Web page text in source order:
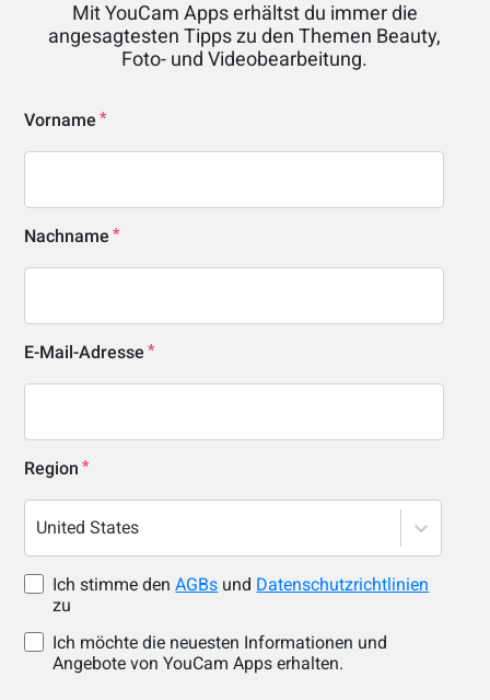
Mit YouCam Apps erhältst du immer die
angesagtesten Tipps zu den Themen Beauty,
Foto- und Videobearbeitung.
Vorname
Nachname
E-Mail-Adresse
Region
United States
Ich stimme denAGBs und Datenschutzrichtlinien
zu
Ich möchte die neuesten Informationen und
Angebote von YouCam Apps erhalten.